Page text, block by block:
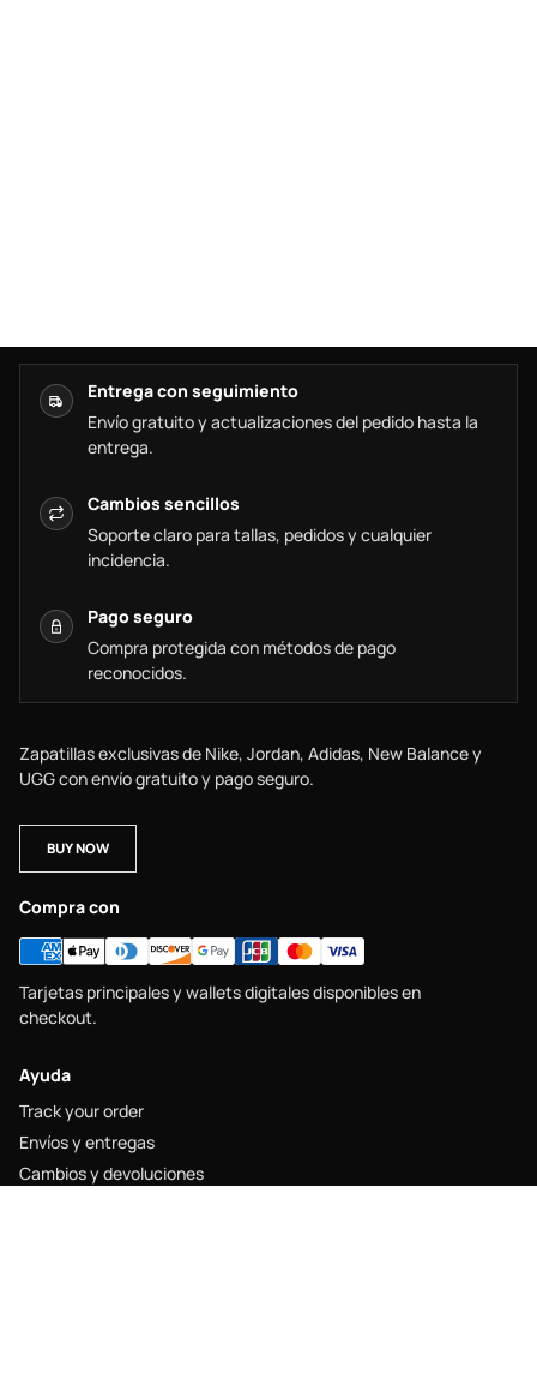
Entrega con seguimiento
Envío gratuito y actualizaciones del pedido hasta la
entrega.
Cambios sencillos
Soporte claro para tallas, pedidos y cualquier
incidencia.
Pago seguro
Compra protegida con métodos de pago
reconocidos.
Zapatillas exclusivas de Nike, Jordan, Adidas, New Balance y
UGG con envío gratuito y pago seguro.
BUY NOW
Compra con
Tarjetas principales y wallets digitales disponibles en
checkout.
Ayuda
Track your order
Envíos y entregas
Cambios y devoluciones